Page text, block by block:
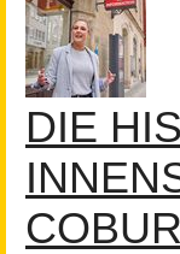
DIE